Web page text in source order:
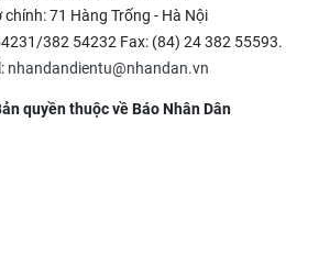
chính: 71 Hàng Trống - Hà Nội
382 54232 Fax: (84) 24 382 55593.
nhandandientu@nhandan.vn
quyền thuộc về Báo Nhân Dân